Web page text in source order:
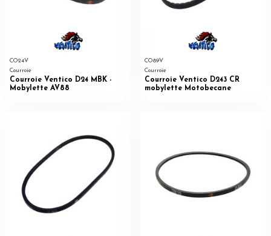
CO24V
Courroie
Courroie Ventico D24 MBK -
Mobylette AV88
CO89V
Courroie
Courroie Ventico D243 CR
mobylette Motobecane